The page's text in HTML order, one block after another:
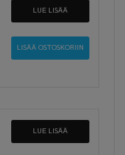
LUE LISÄÄ
LUE LISÄÄ